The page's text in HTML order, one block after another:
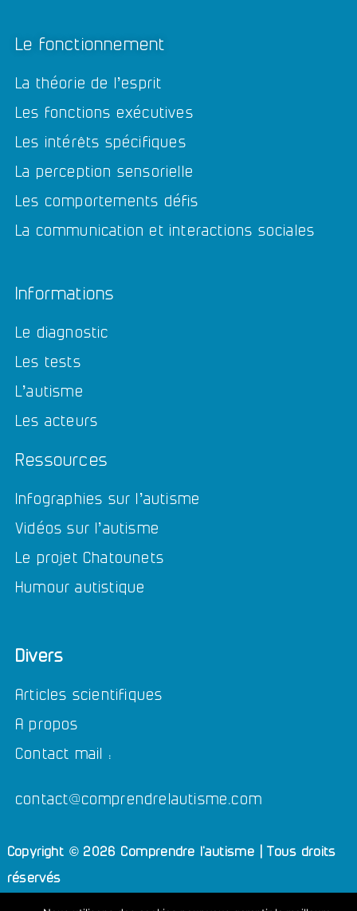
Le fonctionnement
La théorie de l’esprit
Les fonctions exécutives
Les intérêts spécifiques
La perception sensorielle
Les comportements défis
La communication et interactions sociales
Informations
Le diagnostic
Les tests
L’autisme
Les acteurs
Ressources
Infographies sur l’autisme
Vidéos sur l’autisme
Le projet Chatounets
Humour autistique
Divers
Articles scientifiques
A propos
Contact mail :
contact@comprendrelautisme.com
Copyright © 2026 Comprendre l'autisme | Tous droits
réservés